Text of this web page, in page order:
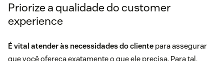
Priorize a qualidade do customer
experience
É vital atender às necessidades do cliente para assegurar
que você ofereça exatamente o que ele precisa. Para tal,